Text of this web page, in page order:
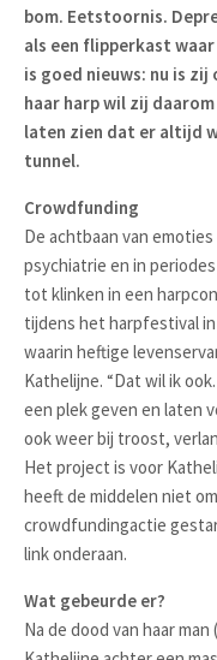
bom. Eetstoornis.
als een flipperkast
is goed nieuws: nu is
haar harp wil zij
laten zien dat er altijd
tunnel.
Crowdfunding
De achtbaan van
psychiatrie en in
tot klinken in een
tijdens het harpfestival
waarin heftige
Kathelijne. “Dat wil ik
een plek geven en laten
ook weer bij troost,
Het project is voor
heeft de middelen niet
crowdfundingactie
link onderaan.
Wat gebeurde er?
Na de dood van haar